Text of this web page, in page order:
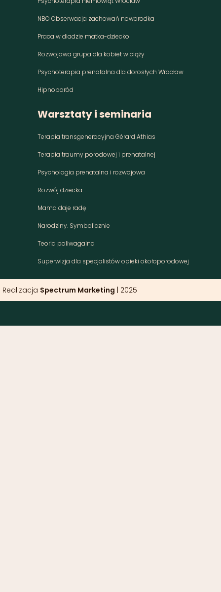
Warsztaty i seminaria
Terapia transgeneracyjna Gérard Athias
Terapia traumy porodowej i prenatalnej
Psychologia prenatalna i rozwojowa
Rozwój dziecka
Mama daje radę
Narodziny. Symbolicznie
Teoria poliwagalna
Superwizja dla specjalistów opieki okołoporodowej
NBO Obserwacja zachowań noworodka
Praca w diadzie matka-dziecko
Rozwojowa grupa dla kobiet w ciąży
Psychoterapia prenatalna dla dorosłych Wrocław
Hipnoporód
Realizacja Spectrum Marketing | 2025